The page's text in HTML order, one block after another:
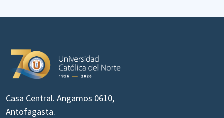
Casa Central. Angamos 0610,
Antofagasta.